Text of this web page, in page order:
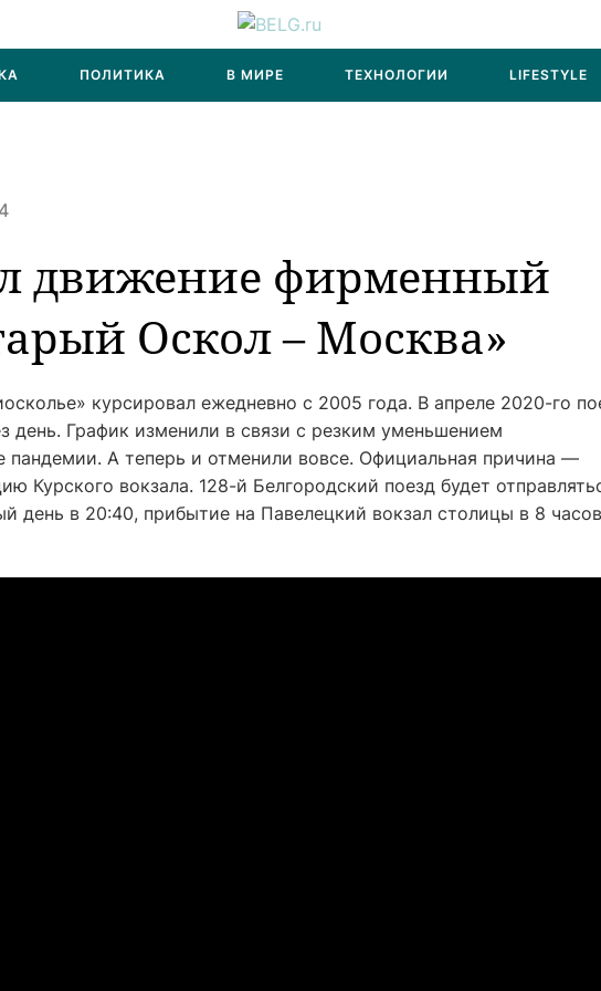
ПОЛИТИКА В МИРЕ ТЕХНОЛОГИИ LIFESTYLE
движение фирменный
Оскол – Москва»
курсировал ежедневно с 2005 года. В апреле 2020-го
день. График изменили в связи с резким уменьшением
пандемии. А теперь и отменили вовсе. Официальная причина —
Курского вокзала. 128-й Белгородский поезд будет
день в 20:40, прибытие на Павелецкий вокзал столицы в 8